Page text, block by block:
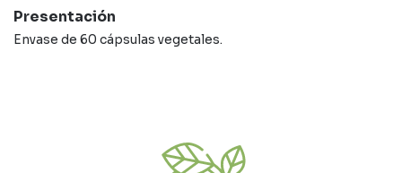
Presentación
Envase de 60 cápsulas vegetales.